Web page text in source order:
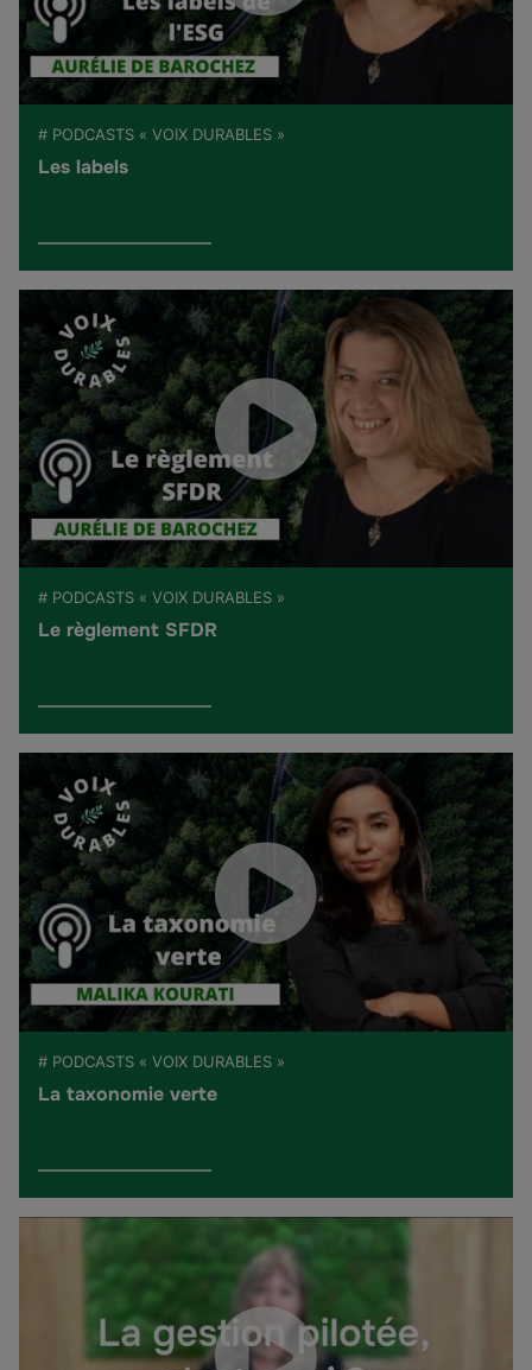
# PODCASTS « VOIX DURABLES »
Les labels
# PODCASTS « VOIX DURABLES »
Le règlement SFDR
# PODCASTS « VOIX DURABLES »
La taxonomie verte